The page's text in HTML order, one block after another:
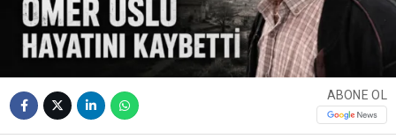
ABONE OL